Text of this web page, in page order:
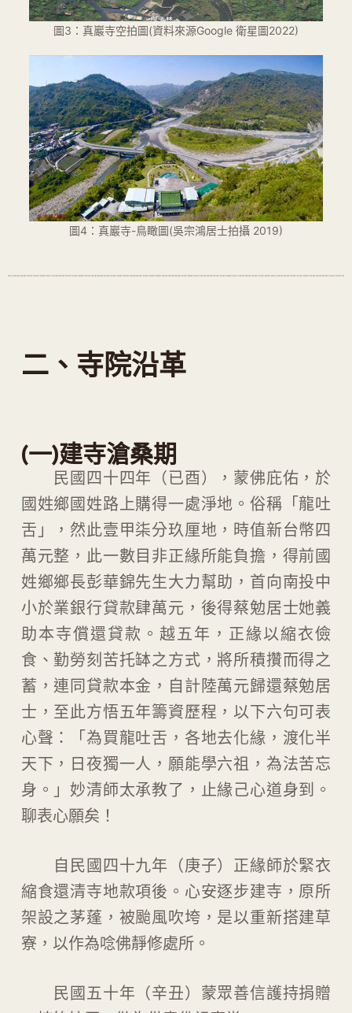
圖3：真巖寺空拍圖(資料來源Google 衛星圖2022)
圖4：真巖寺-鳥瞰圖(吳宗鴻居士拍攝 2019)
二、寺院沿革
(一)建寺滄桑期
民國四十四年（已酉），蒙佛庇佑，於
國姓鄉國姓路上購得一處淨地。俗稱「龍吐
舌」，然此壹甲柒分玖厘地，時值新台幣四
萬元整，此一數目非正緣所能負擔，得前國
姓鄉鄉長彭華錦先生大力幫助，首向南投中
小於業銀行貸款肆萬元，後得蔡勉居士她義
助本寺償還貸款。越五年，正緣以縮衣儉
食、勤勞刻苦托缽之方式，將所積攢而得之
蓄，連同貸款本金，自計陸萬元歸還蔡勉居
士，至此方悟五年籌資歷程，以下六句可表
心聲：「為買龍吐舌，各地去化緣，渡化半
天下，日夜獨一人，願能學六祖，為法苦忘
身。」妙清師太承教了，止緣己心道身到。
聊表心願矣！
自民國四十九年（庚子）正緣師於緊衣
縮食還清寺地款項後。心安逐步建寺，原所
架設之茅蓬，被颱風吹垮，是以重新搭建草
寮，以作為唸佛靜修處所。
民國五十年（辛丑）蒙眾善信護持捐贈